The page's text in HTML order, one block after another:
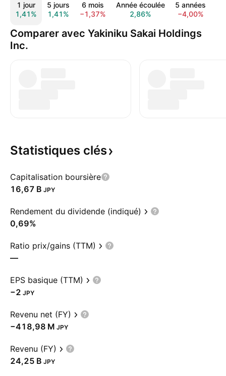
1 jour
1,41%
5 jours
1,41%
6 mois
−1,37%
Année écoulée
2,86%
5 années
−4,00%
Comparer avec Yakiniku Sakai Holdings
Inc.
Statistiques clés
Capitalisation boursière
‪16,67 B‬ JPY
Rendement du dividende (indiqué)
0,69%
Ratio prix/gains (TTM)
—
EPS basique (TTM)
−2 JPY
Revenu net (FY)
‪−418,98 M‬ JPY
Revenu (FY)
‪24,25 B‬ JPY